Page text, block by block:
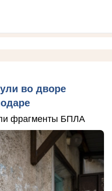
во дворе
фрагменты БПЛА